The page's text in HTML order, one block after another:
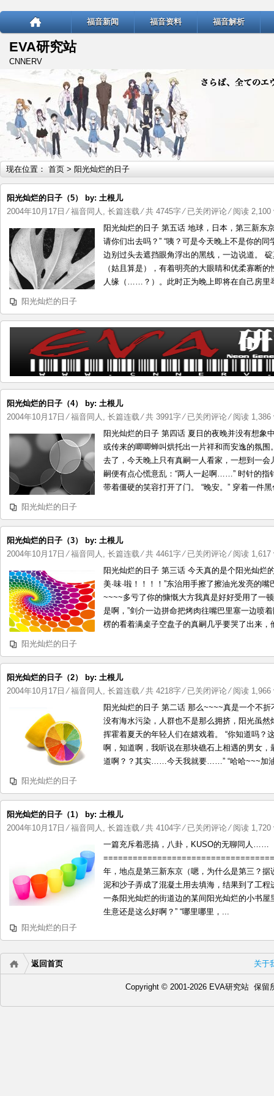
福音新闻 福音资料 福音解析
EVA研究站
CNNERV
现在位置： 首页 > 阳光灿烂的日子
阳光灿烂的日子（5） by: 土根儿
2004年10月17日 ⁄福音同人 , 长篇连载⁄ 共 4745字⁄ 阳
光
灿
烂
的
日
by:
土
根
儿
已关闭评论⁄ 阅读 2,100
阳光灿烂的日子 第五话 地球，日本，第三新
请你们出去吗？” “咦？可是今天晚上不是你的
边别过头去遮挡眼角浮出的黑线，一边说道。
（姑且算是），有着明亮的大眼睛和优柔寡断
人缘（……？）。此时正为晚上即将在自己房里
阳光灿烂的日子
阳光灿烂的日子（4） by: 土根儿
2004年10月17日 ⁄福音同人 , 长篇连载⁄ 共 3991字⁄ 阳
光
灿
烂
的
日
by:
根
儿
已关闭评论⁄ 阅读 1,386
阳光灿烂的日子 第四话 夏日的夜晚并没有想象
或传来的唧唧蝉叫烘托出一片祥和而安逸的氛
去了，今天晚上只有真嗣一人看家，一想到一
嗣便有点心慌意乱：“两人一起啊……” 时针的指
带着僵硬的笑容打开了门。 “晚安。” 穿着一件
阳光灿烂的日子
阳光灿烂的日子（3） by: 土根儿
2004年10月17日 ⁄福音同人 , 长篇连载⁄ 共 4461字⁄ 阳
光
灿
烂
的
日
by:
根
儿
已关闭评论⁄ 阅读 1,617
阳光灿烂的日子 第三话 今天真的是个阳光灿
美·味·啦！！！！”东治用手擦了擦油光发亮的
~~~~多亏了你的慷慨大方我真是好好受用了一
是啊，”剑介一边拼命把烤肉往嘴巴里塞一边喷
楞的看着满桌子空盘子的真嗣几乎要哭了出来，
阳光灿烂的日子
阳光灿烂的日子（2） by: 土根儿
2004年10月17日 ⁄福音同人 , 长篇连载⁄ 共 4218字⁄ 阳
光
灿
烂
的
日
by:
根
已关闭评论⁄ 阅读 1,966
阳光灿烂的日子 第二话 那么~~~~真是一个不
没有海水污染，人群也不是那么拥挤，阳光虽
挥霍着夏天的年轻人们在嬉戏着。 “你知道吗？
啊，知道啊，我听说在那块礁石上相遇的男女
道啊？？其实……今天我就要……” “哈哈~~~加
阳光灿烂的日子
阳光灿烂的日子（1） by: 土根儿
2004年10月17日 ⁄福音同人 , 长篇连载⁄ 共 4104字⁄ 阳
光
烂
的
日
子
儿
已关闭评论⁄ 阅读 1,720
一篇充斥着恶搞，八卦，KUSO的无聊同人……
年，地点是第三新东京（嗯，为什么是第三？
泥和沙子弄成了混凝土用去填海，结果到了工
一条阳光灿烂的街道边的某间阳光灿烂的小书
生意还是这么好啊？” “哪里哪里，...
阳光灿烂的日子
关于
返回首页
Copyright © 2001-2026 EVA研究站 保